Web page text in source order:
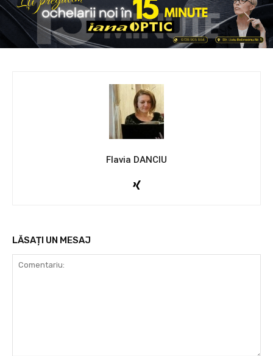
Flavia DANCIU
LĂSAȚI UN MESAJ